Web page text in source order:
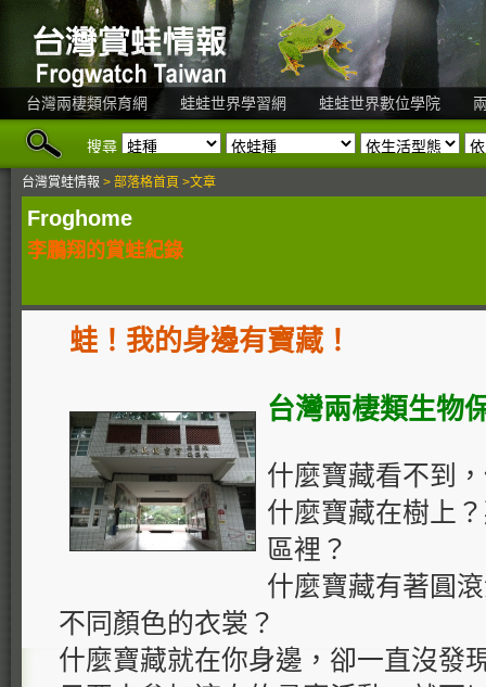
台灣兩棲類保育網 蛙蛙世界學習網 蛙蛙世界數位學院
搜尋
台灣賞蛙情報 > 部落格首頁 >文章
Froghome
李鵬翔的賞蛙紀錄
蛙！我的身邊有寶藏！
台灣兩棲類生物
什麼寶藏看不到
什麼寶藏在樹上
區裡？
什麼寶藏有著圓
不同顏色的衣裳？
什麼寶藏就在你身邊，卻一直沒發